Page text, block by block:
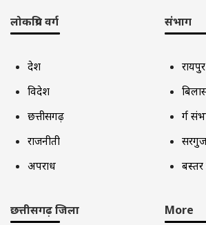
लोकप्रिय वर्ग
देश
विदेश
छत्तीसगढ़
राजनीती
अपराध
संभाग
दुर्ग
छत्तीसगढ़ जिला More